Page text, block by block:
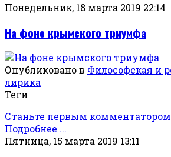
Понедельник, 18 марта 2019 22:14
На фоне крымского триумфа
Опубликовано в Философская и
лирика
Теги
Станьте первым
Подробнее ...
Пятница, 15 марта 2019 13:11